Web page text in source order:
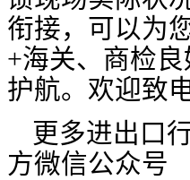
衔接，可以为
+海关、商检
护航。欢迎致
更多进出口
方微信公众号